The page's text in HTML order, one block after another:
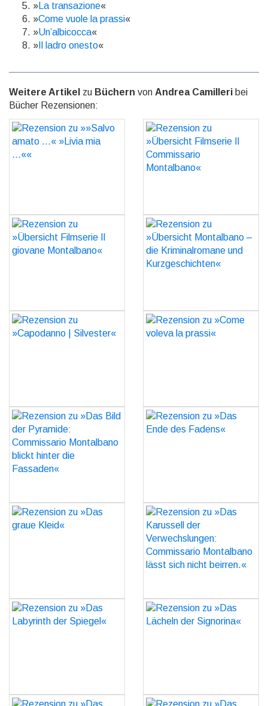
» La transazione«
»Come vuole la prassi«
»Un’albicocca«
» Il ladro onesto«
Weitere Artikel zu Büchern von Andrea Camilleri bei
Bücher Rezensionen:
Rezension zu »»Salvo
amato ...« »Livia mia
Rezension zu »Übersicht
Filmserie Il Commissario
Montalbano«
Rezension zu »Übersicht
Filmserie Il giovane
Montalbano«
Rezension zu »Übersicht
Montalbano – die
Kriminalromane und
Kurzgeschichten«
Rezension zu
»Capodanno | Silvester«
Rezension zu »Come
voleva la prassi«
Rezension zu »Das Bild
der Pyramide:
Commissario Montalbano
blickt hinter die
Fassaden«
Rezension zu »Das Ende
des Fadens«
Rezension zu »Das graue
Kleid«
Rezension zu »Das
Karussell der
Verwechslungen:
Commissario Montalbano
lässt sich nicht beirren.«
Rezension zu »Das
Labyrinth der Spiegel«
Rezension zu »Das
Lächeln der Signorina«
Rezension zu »Das Nest
Rezension zu »Das Netz